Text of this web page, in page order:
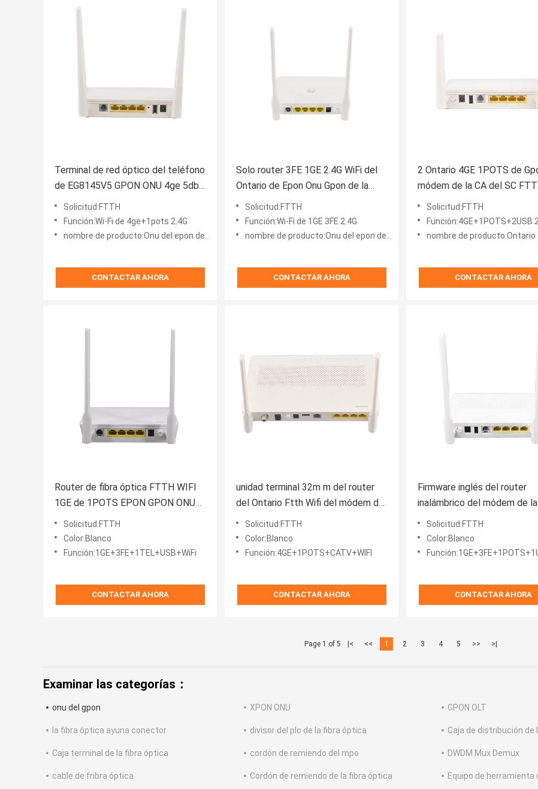
Terminal de red óptico del teléfono
de EG8145V5 GPON ONU 4ge 5db
1 dual
Solicitud:FTTH
Función:Wi-Fi de 4ge+1pots 2.4G
nombre de producto:Onu del epon de GPON ONU
CONTACTAR AHORA
Solo router 3FE 1GE 2.4G WiFi del
Ontario de Epon Onu Gpon de la
banda
Solicitud:FTTH
Función:Wi-Fi de 1GE 3FE 2.4G
nombre de producto:Onu del epon de GPON ONU
CONTACTAR AHORA
2 Ontario 4GE 1POTS de
módem de la CA del SC
USB 2.4G GPON ONU
Solicitud:FTTH
Función:4GE+1POTS+2USB
nombre de producto:Ontario
CONTACTAR AHORA
Router de fibra óptica FTTH WIFI
1GE de 1POTS EPON GPON ONU
WifiSolicitud:FTTH
Color:Blanco
Función:1GE+3FE+1TEL+USB+WiFi
CONTACTAR AHORA
unidad terminal 32m m del router
del Ontario Ftth Wifi del módem de
la fibra óptica 1550nm
Solicitud:FTTH
Color:Blanco
Función:4GE+1POTS+CATV+WIFI
CONTACTAR AHORA
Firmware inglés del router
inalámbrico del módem de
óptica de 1POT 5dbi 3FE 1GE
GPON ONU
Solicitud:FTTH
Color:Blanco
CONTACTAR AHORA
Page 1 of 5 |< << 1 2 3 4 5 >> >|
Examinar las categorías：
onu del gpon XPON ONU GPON OLT
la fibra óptica ayuna conector divisor del plc de la fibra óptica Caja de distribución de
Caja terminal de la fibra óptica cordón de remiendo del mpo DWDM Mux Demux
cable de fribra óptica Cordón de remiendo de la fibra óptica Equipo de herramienta